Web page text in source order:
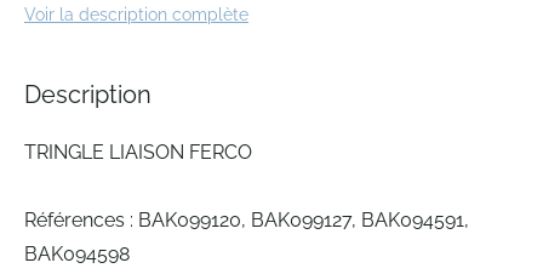
gallery
Voir la description complète
Description
TRINGLE LIAISON FERCO
Références : BAK099120, BAK099127, BAK094591,
BAK094598